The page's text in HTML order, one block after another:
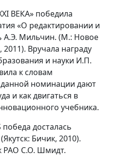
ВЕКА» победила
«О редактировании и
А.Э. Мильчин. (М.: Новое
Вручала награду
и науки И.П.
к словам
данной номинации дают
и как двигаться в
учебника.
досталась
Бичик, 2010).
РАО С.О. Шмидт.